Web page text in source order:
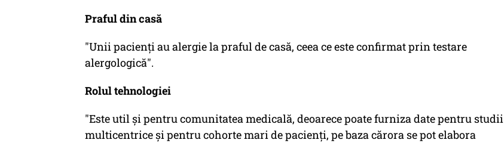
Praful din casă
"Unii pacienți au alergie la praful de casă, ceea ce este confirmat prin testare
alergologică".
Rolul tehnologiei
"Este util și pentru comunitatea medicală, deoarece poate furniza date pentru studii
multicentrice și pentru cohorte mari de pacienți, pe baza cărora se pot elabora